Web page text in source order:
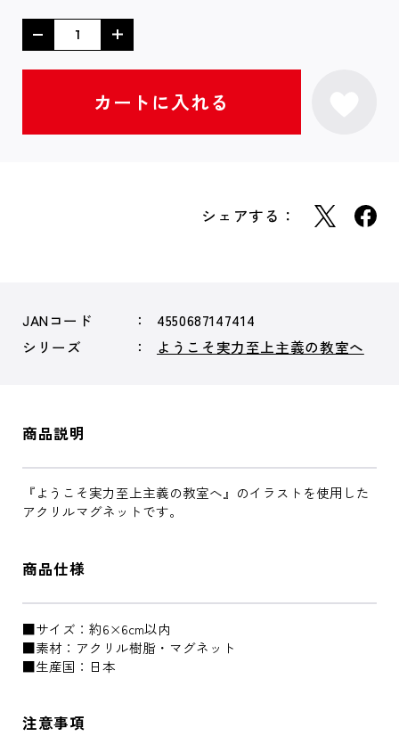
シェアする：
JANコード
4550687147414
シリーズ
ようこそ実力至上主義の教室へ
商品説明
『ようこそ実力至上主義の教室へ』のイラストを使用した
アクリルマグネットです。
商品仕様
■サイズ：約6×6cm以内
■素材：アクリル樹脂・マグネット
■生産国：日本
注意事項